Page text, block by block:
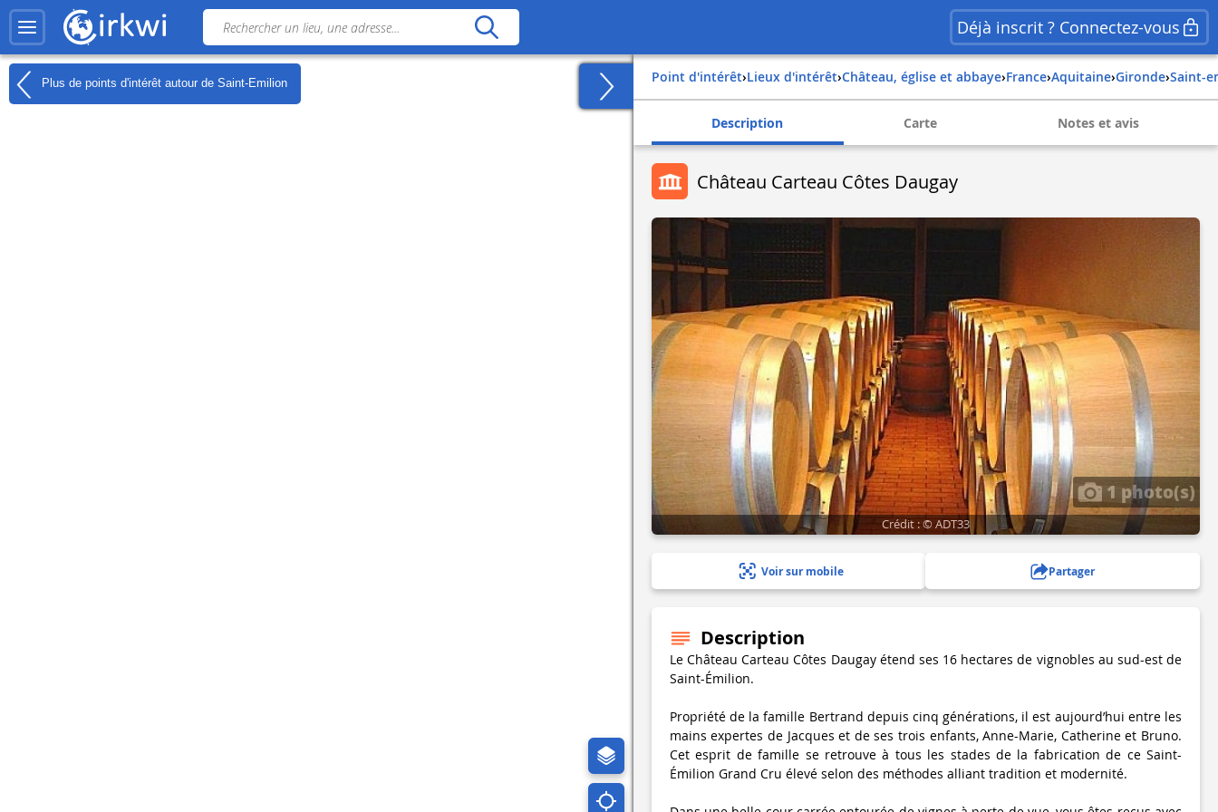
Déjà inscrit ? Connectez-vous
Plus de points d'intérêt autour de Saint-Emilion Point d'intérêt› Lieux d'intérêt› Château, église et abbaye› france› aquitaine› gironde› saint-
Description Carte Notes et avis
Château Carteau Côtes Daugay
1 photo(s)
Crédit : © ADT33
Voir sur mobile Partager
Description
Le Château Carteau Côtes Daugay étend ses 16 hectares de vignobles au sud-est de
Saint-Émilion.
Propriété de la famille Bertrand depuis cinq générations, il est aujourd’hui entre les
mains expertes de Jacques et de ses trois enfants, Anne-Marie, Catherine et Bruno.
Cet esprit de famille se retrouve à tous les stades de la fabrication de ce Saint-
Émilion Grand Cru élevé selon des méthodes alliant tradition et modernité.